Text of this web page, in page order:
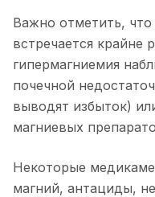
Важно отметить,
встречается крайне
гипермагниемия
почечной
выводят избыток)
магниевых
Некоторые
магний, антациды,